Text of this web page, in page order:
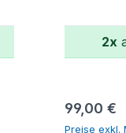
2x
Regulärer
99,00 €
Preise exkl.